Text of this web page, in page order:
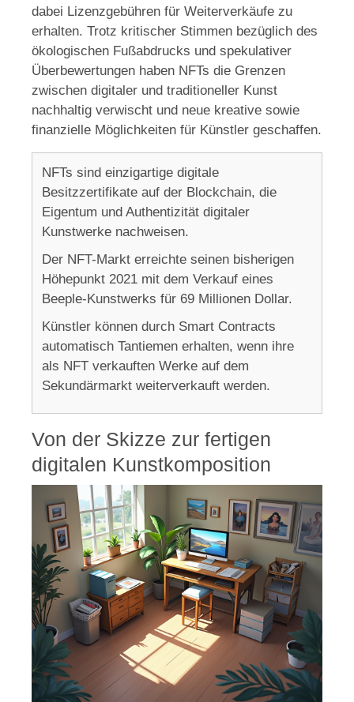
dabei Lizenzgebühren für Weiterverkäufe zu
erhalten. Trotz kritischer Stimmen bezüglich des
ökologischen Fußabdrucks und spekulativer
Überbewertungen haben NFTs die Grenzen
zwischen digitaler und traditioneller Kunst
nachhaltig verwischt und neue kreative sowie
finanzielle Möglichkeiten für Künstler geschaffen.
NFTs sind einzigartige digitale
Besitzzertifikate auf der Blockchain, die
Eigentum und Authentizität digitaler
Kunstwerke nachweisen.
Der NFT-Markt erreichte seinen bisherigen
Höhepunkt 2021 mit dem Verkauf eines
Beeple-Kunstwerks für 69 Millionen Dollar.
Künstler können durch Smart Contracts
automatisch Tantiemen erhalten, wenn ihre
als NFT verkauften Werke auf dem
Sekundärmarkt weiterverkauft werden.
Von der Skizze zur fertigen
digitalen Kunstkomposition